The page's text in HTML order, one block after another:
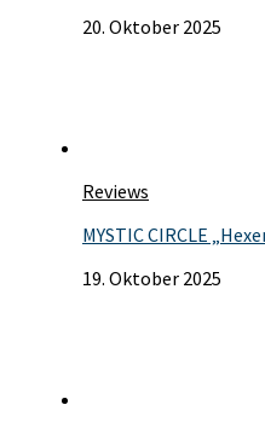
20. Oktober 2025
Reviews
MYSTIC CIRCLE
19. Oktober 2025